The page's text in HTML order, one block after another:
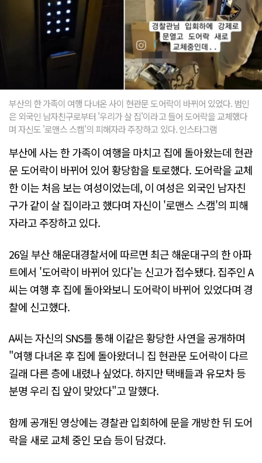
부산의 한 가족이 여행 다녀온 사이 현관문 도어락이 바뀌어 있었다. 범인
은 외국인 남자친구로부터 '우리가 살 집'이라고 들어 도어락을 교체했다
며 자신도 '로맨스 스캠'의 피해자라 주장하고 있다. 인스타그램
부산에 사는 한 가족이 여행을 마치고 집에 돌아왔는데 현관
문 도어락이 바뀌어 있어 황당함을 토로했다. 도어락을 교체
한 이는 처음 보는 여성이었는데, 이 여성은 외국인 남자친
구가 같이 살 집이라고 했다며 자신이 '로맨스 스캠'의 피해
자라고 주장하고 있다.
26일 부산 해운대경찰서에 따르면 최근 해운대구의 한 아파
트에서 '도어락이 바뀌어 있다'는 신고가 접수됐다. 집주인 A
씨는 여행 후 집에 돌아와보니 도어락이 바뀌어 있었다며 경
찰에 신고했다.
A씨는 자신의 SNS를 통해 이같은 황당한 사연을 공개하며
"여행 다녀온 후 집에 돌아왔더니 집 현관문 도어락이 다르
길래 다른 층에 내렸나 싶었다. 하지만 택배들과 유모차 등
분명 우리 집 앞이 맞았다"고 말했다.
함께 공개된 영상에는 경찰관 입회하에 문을 개방한 뒤 도어
락을 새로 교체 중인 모습 등이 담겼다.